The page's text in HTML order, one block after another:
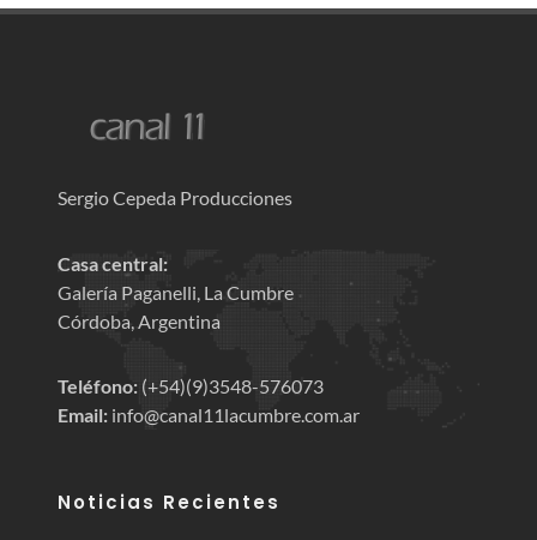
Sergio Cepeda Producciones
Casa central:
Galería Paganelli, La Cumbre
Córdoba, Argentina
Teléfono: (+54)(9)3548-576073
Email: info@canal11lacumbre.com.ar
Noticias Recientes